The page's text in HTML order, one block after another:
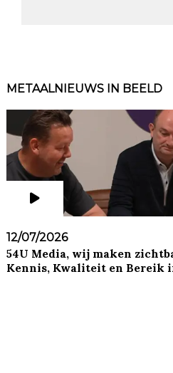
METAALNIEUWS IN BEELD
12/07/2026
54U Media, wij maken
Kennis, Kwaliteit en Bereik